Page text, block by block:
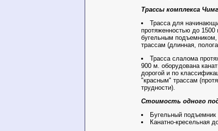
Трассы комплекса
Трасса для
протяженностью до 1500
бугельным подъемником,
трассам (длинная,
Трасса слалома
900 м. оборудована
дорогой и по
"красным" трассам
трудности).
Стоимость одного
Бугельный
Канатно-кресельная